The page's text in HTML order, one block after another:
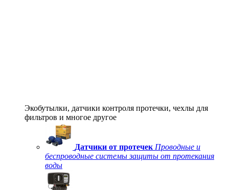
Экобутылки, датчики контроля протечки, чехлы для
фильтров и многое другое
Датчики от протечек Проводные и
беспроводные системы защиты от протекания
воды